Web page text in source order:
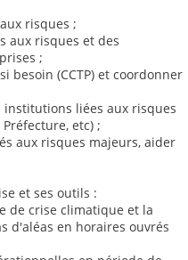
risques ;
aux risques et des
;
besoin (CCTP) et coordonner
liées aux risques
etc) ;
aux risques majeurs, aider
et ses outils :
de crise climatique et la
d'aléas en horaires ouvrés